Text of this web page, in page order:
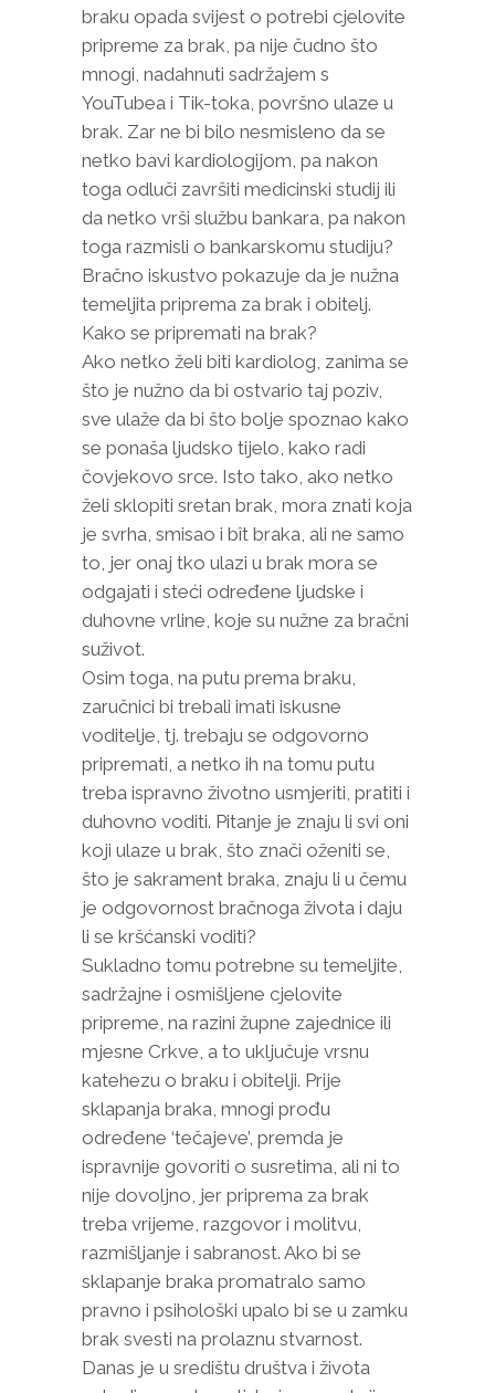
braku opada svijest o potrebi cjelovite
pripreme za brak, pa nije čudno što
mnogi, nadahnuti sadržajem s
YouTubea i Tik-toka, površno ulaze u
brak. Zar ne bi bilo nesmisleno da se
netko bavi kardiologijom, pa nakon
toga odluči završiti medicinski studij ili
da netko vrši službu bankara, pa nakon
toga razmisli o bankarskomu studiju?
Bračno iskustvo pokazuje da je nužna
temeljita priprema za brak i obitelj.
Kako se pripremati na brak?
Ako netko želi biti kardiolog, zanima se
što je nužno da bi ostvario taj poziv,
sve ulaže da bi što bolje spoznao kako
se ponaša ljudsko tijelo, kako radi
čovjekovo srce. Isto tako, ako netko
želi sklopiti sretan brak, mora znati koja
je svrha, smisao i bît braka, ali ne samo
to, jer onaj tko ulazi u brak mora se
odgajati i steći određene ljudske i
duhovne vrline, koje su nužne za bračni
suživot.
Osim toga, na putu prema braku,
zaručnici bi trebali imati iskusne
voditelje, tj. trebaju se odgovorno
pripremati, a netko ih na tomu putu
treba ispravno životno usmjeriti, pratiti i
duhovno voditi. Pitanje je znaju li svi oni
koji ulaze u brak, što znači oženiti se,
što je sakrament braka, znaju li u čemu
je odgovornost bračnoga života i daju
li se kršćanski voditi?
Sukladno tomu potrebne su temeljite,
sadržajne i osmišljene cjelovite
pripreme, na razini župne zajednice ili
mjesne Crkve, a to uključuje vrsnu
katehezu o braku i obitelji. Prije
sklapanja braka, mnogi prođu
određene ‘tečajeve’, premda je
ispravnije govoriti o susretima, ali ni to
nije dovoljno, jer priprema za brak
treba vrijeme, razgovor i molitvu,
razmišljanje i sabranost. Ako bi se
sklapanje braka promatralo samo
pravno i psihološki upalo bi se u zamku
brak svesti na prolaznu stvarnost.
Danas je u središtu društva i života